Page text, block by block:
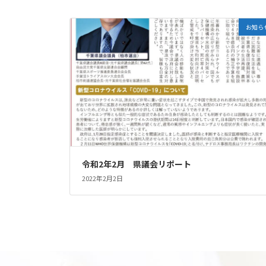
お知ら
令和2年2月 県議会リポート
2022年2月2日